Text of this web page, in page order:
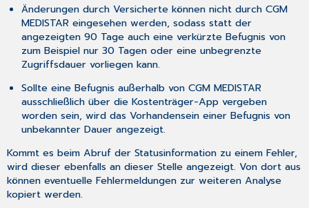
Änderungen durch Versicherte können nicht durch CGM
MEDISTAR eingesehen werden, sodass statt der
angezeigten 90 Tage auch eine verkürzte Befugnis von
zum Beispiel nur 30 Tagen oder eine unbegrenzte
Zugriffsdauer vorliegen kann.
Sollte eine Befugnis außerhalb von CGM MEDISTAR
ausschließlich über die Kostenträger-App vergeben
worden sein, wird das Vorhandensein einer Befugnis von
unbekannter Dauer angezeigt.
Kommt es beim Abruf der Statusinformation zu einem Fehler,
wird dieser ebenfalls an dieser Stelle angezeigt. Von dort aus
können eventuelle Fehlermeldungen zur weiteren Analyse
kopiert werden.